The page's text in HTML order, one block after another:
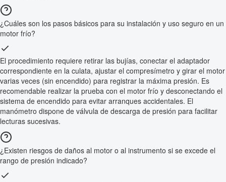
¿Cuáles son los pasos básicos para su instalación y uso seguro en un
motor frío?
El procedimiento requiere retirar las bujías, conectar el adaptador
correspondiente en la culata, ajustar el compresímetro y girar el motor
varias veces (sin encendido) para registrar la máxima presión. Es
recomendable realizar la prueba con el motor frío y desconectando el
sistema de encendido para evitar arranques accidentales. El
manómetro dispone de válvula de descarga de presión para facilitar
lecturas sucesivas.
¿Existen riesgos de daños al motor o al instrumento si se excede el
rango de presión indicado?